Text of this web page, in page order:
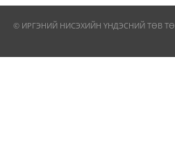
© ИРГЭНИЙ НИСЭХИЙН ҮНДЭСНИЙ ТӨВ